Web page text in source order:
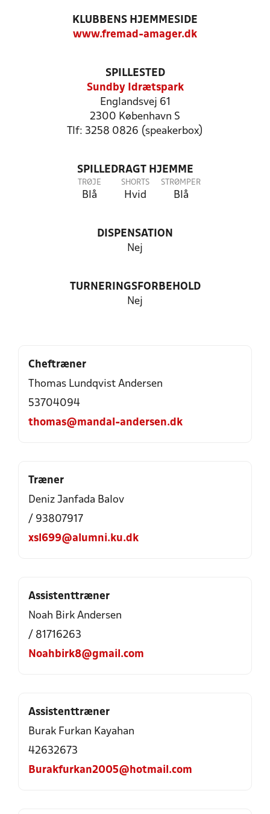
KLUBBENS HJEMMESIDE
www.fremad-amager.dk
SPILLESTED
Sundby Idrætspark
Englandsvej 61
2300 København S
Tlf: 3258 0826 (speakerbox)
SPILLEDRAGT HJEMME
TRØJE
Blå
SHORTS
Hvid
STRØMPER
Blå
DISPENSATION
Nej
TURNERINGSFORBEHOLD
Nej
Cheftræner
Thomas Lundqvist Andersen
53704094
thomas@mandal-andersen.dk
Træner
Deniz Janfada Balov
/ 93807917
xsl699@alumni.ku.dk
Assistenttræner
Noah Birk Andersen
/ 81716263
Noahbirk8@gmail.com
Assistenttræner
Burak Furkan Kayahan
42632673
Burakfurkan2005@hotmail.com